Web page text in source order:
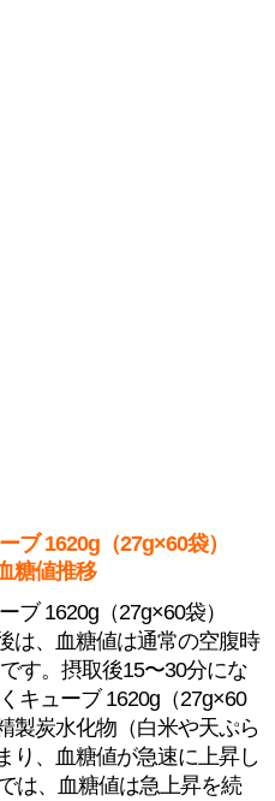
ブ 1620g（27g×60袋）
糖値推移
ブ 1620g（27g×60袋）
は、血糖値は通常の空腹時
す。摂取後15〜30分にな
キューブ 1620g（27g×60
製炭水化物（白米や天ぷら
り、血糖値が急速に上昇し
は、血糖値は急上昇を続